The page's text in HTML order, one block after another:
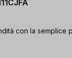
con la semplice